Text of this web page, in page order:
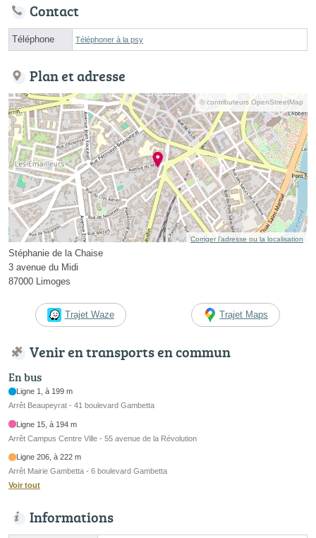
Contact
Téléphone Téléphoner à la psy
Plan et adresse
© contributeurs OpenStreetMap
Corriger l’adresse ou la localisation
Stéphanie de la Chaise
3 avenue du Midi
87000 Limoges
Trajet Waze Trajet Maps
Venir en transports en commun
En bus
Ligne 1, à 199 m
Arrêt Beaupeyrat - 41 boulevard Gambetta
Ligne 15, à 194 m
Arrêt Campus Centre Ville - 55 avenue de la Révolution
Ligne 206, à 222 m
Arrêt Mairie Gambetta - 6 boulevard Gambetta
Voir tout
Informations